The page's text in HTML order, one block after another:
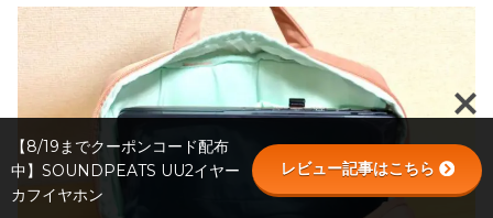
【8/19までクーポンコード配布
中】SOUNDPEATS UU2イヤー
カフイヤホン
レビュー記事はこちら